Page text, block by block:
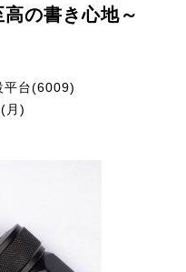
の書き心地～
平台(6009)
月)